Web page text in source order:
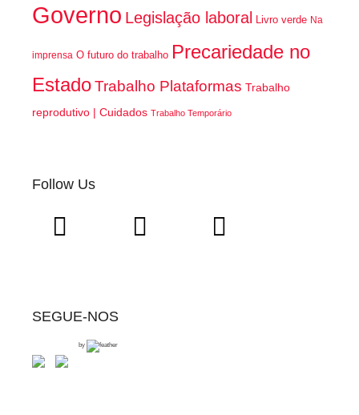
Governo Legislação laboral Livro verde Na
imprensa O futuro do trabalho Precariedade no
EstadoTrabalho Plataformas Trabalho
reprodutivo | Cuidados Trabalho Temporário
Follow Us
SEGUE-NOS
by